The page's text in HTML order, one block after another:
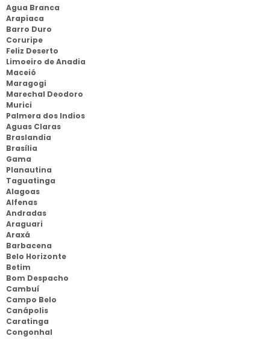
Agua Branca
Arapiaca
Barro Duro
Coruripe
Feliz Deserto
Limoeiro de Anadia
Maceió
Maragogi
Marechal Deodoro
Murici
Palmera dos Indios
Aguas Claras
Braslandia
Brasília
Gama
Planautina
Taguatinga
Alagoas
Alfenas
Andradas
Araguari
Araxá
Barbacena
Belo Horizonte
Betim
Bom Despacho
Cambuí
Campo Belo
Canápolis
Caratinga
Congonhal